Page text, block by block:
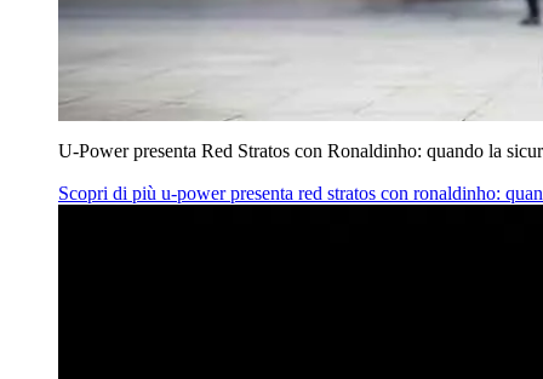
U‑Power presenta Red Stratos con Ronaldinho: quando la
Scopri di più u‑power presenta red stratos con ronaldinho: